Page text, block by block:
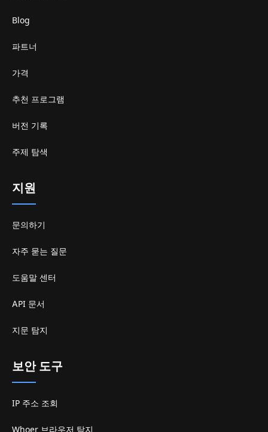
Blog
파트너
가격
추천 프로그램
버전 기록
주제 탐색
지원
문의하기
자주 묻는 질문
도움말 센터
API 문서
지문 탐지
보안 도구
IP 주소 조회
Whoer 브라우저 탐지